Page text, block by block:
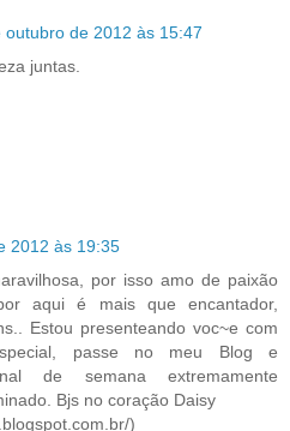
outubro de 2012 às 15:47
juntas.
2012 às 19:35
por isso amo de paixão
aqui é mais que encantador,
Estou presenteando voc~e com
passe no meu Blog e
de semana extremamente
Bjs no coração Daisy
)